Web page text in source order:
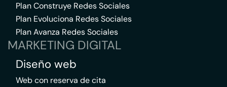
Plan Construye Redes Sociales
Plan Evoluciona Redes Sociales
Plan Avanza Redes Sociales
MARKETING DIGITAL
Diseño web
Web con reserva de cita